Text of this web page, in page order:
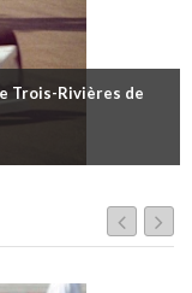
Trois-Rivières de